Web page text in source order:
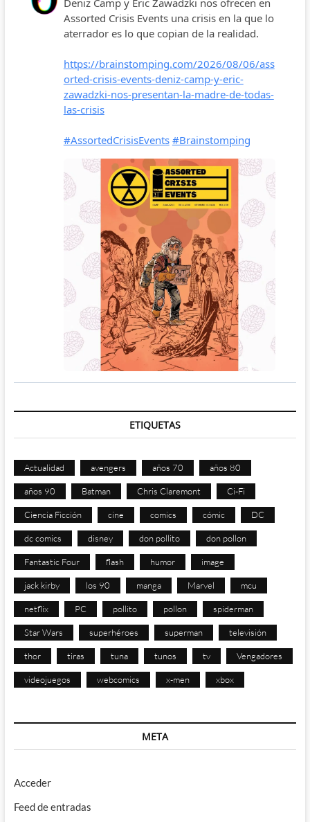
ETIQUETAS
Actualidad avengers años 70 años 80
años 90 Batman Chris Claremont Ci-Fi
Ciencia Ficción cine comics cómic DC
dc comics disney don pollito don pollon
Fantastic Four flash humor image
jack kirby los 90 manga Marvel mcu
netflix PC pollito pollon spiderman
Star Wars superhéroes superman televisión
thor tiras tuna tunos tv Vengadores
videojuegos webcomics x-men xbox
META
Acceder
Feed de entradas